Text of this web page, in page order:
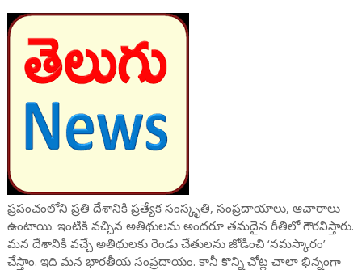
ప్రపంచంలోని ప్రతి దేశానికి ప్రత్యేక సంస్కృతి, సంప్రదాయాలు, ఆచారాలు
ఉంటాయి. ఇంటికి వచ్చిన అతిథులను అందరూ తమదైన రీతిలో గౌరవిస్తారు.
మన దేశానికి వచ్చే అతిథులకు రెండు చేతులను జోడించి ‘నమస్కారం’
చేస్తాం. ఇది మన భారతీయ సంప్రదాయం. కానీ కొన్ని చోట్ల చాలా భిన్నంగా